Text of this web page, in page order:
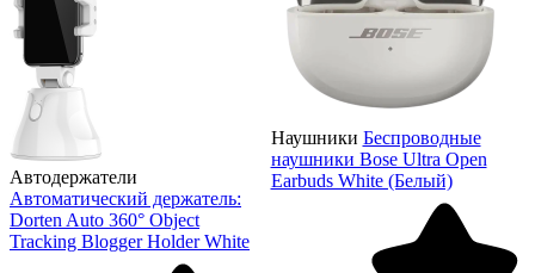
Автодержатели
Автоматический держатель:
Dorten Auto 360° Object
Tracking Blogger Holder White
Наушники Беспроводные
наушники Bose Ultra Open
Earbuds White (Белый)